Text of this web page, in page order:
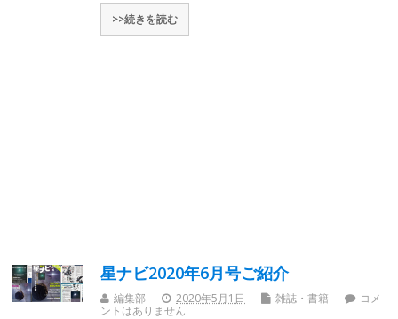
>>続きを読む
星ナビ2020年6月号ご紹介
編集部 2020年5月1日 雑誌・書籍
コメ
ントはありません